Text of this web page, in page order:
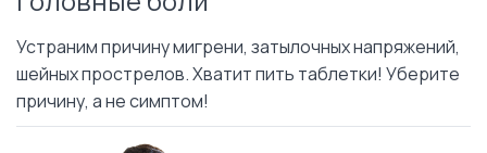
Устраним причину мигрени, затылочных напряжений,
шейных прострелов. Хватит пить таблетки! Уберите
причину, а не симптом!